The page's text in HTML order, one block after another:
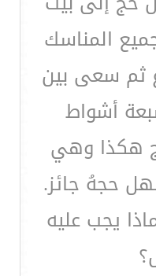
المناسك
ثم سعى بين
أشواط
هكذا وهي
حجهُ جائز.
يجب عليه